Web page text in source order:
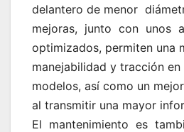
delantero de menor
mejoras, junto con unos
optimizados, permiten una
manejabilidad y tracción
modelos, así como un
al transmitir una mayor
El mantenimiento es